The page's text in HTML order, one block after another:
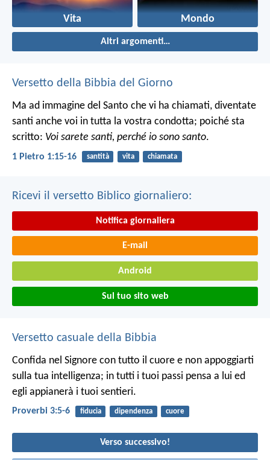
Vita Mondo
Altri argomenti…
Versetto della Bibbia del Giorno
Ma ad immagine del Santo che vi ha chiamati, diventate
santi anche voi in tutta la vostra condotta; poiché sta
scritto: Voi sarete santi, perché io sono santo.
1 Pietro 1:15-16 santità vita chiamata
Ricevi il versetto Biblico giornaliero:
Notifica giornaliera
E-mail
Android
Sul tuo sito web
Versetto casuale della Bibbia
Confida nel Signore con tutto il cuore e non appoggiarti
sulla tua intelligenza; in tutti i tuoi passi pensa a lui ed
egli appianerà i tuoi sentieri.
Proverbi 3:5-6 fiducia dipendenza cuore
Verso successivo!